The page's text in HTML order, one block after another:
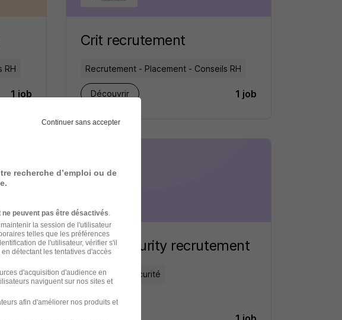
RH
1 job
Crit recrutement
Recrutement - Placement - Conseils RH
Découvrir 1 job
Seris Security recrutement
Services / Sécurité
Continuer sans accepter
recherche d’emploi ou de
ne peuvent pas être désactivés.
la session de l'utilisateur
telles que les préférences
de l'utilisateur, vérifier s'il
détectant les tentatives d'accès
d'acquisition d'audience en
naviguent sur nos sites et
afin d'améliorer nos produits et